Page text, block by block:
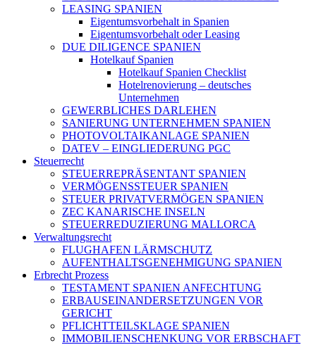
LEASING SPANIEN
Eigentumsvorbehalt in Spanien
Eigentumsvorbehalt oder Leasing
DUE DILIGENCE SPANIEN
Hotelkauf Spanien
Hotelkauf Spanien Checklist
Hotelrenovierung – deutsches
Unternehmen
GEWERBLICHES DARLEHEN
SANIERUNG UNTERNEHMEN SPANIEN
PHOTOVOLTAIKANLAGE SPANIEN
DATEV – EINGLIEDERUNG PGC
Steuerrecht
STEUERREPRÄSENTANT SPANIEN
VERMÖGENSSTEUER SPANIEN
STEUER PRIVATVERMÖGEN SPANIEN
ZEC KANARISCHE INSELN
STEUERREDUZIERUNG MALLORCA
Verwaltungsrecht
FLUGHAFEN LÄRMSCHUTZ
AUFENTHALTSGENEHMIGUNG SPANIEN
Erbrecht Prozess
TESTAMENT SPANIEN ANFECHTUNG
ERBAUSEINANDERSETZUNGEN VOR
GERICHT
PFLICHTTEILSKLAGE SPANIEN
IMMOBILIENSCHENKUNG VOR ERBSCHAFT